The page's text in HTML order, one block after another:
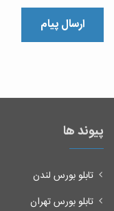
پیوند ها
تابلو بورس لندن
تابلو بورس تهران